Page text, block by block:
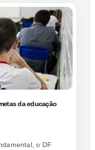
da educação
o DF